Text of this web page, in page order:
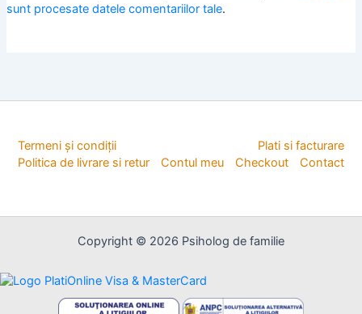
sunt procesate datele comentariilor tale.
Termeni și condiții
Plati si facturare
Politica de livrare si retur
Contul meu Checkout Contact
Copyright © 2026 Psiholog de familie